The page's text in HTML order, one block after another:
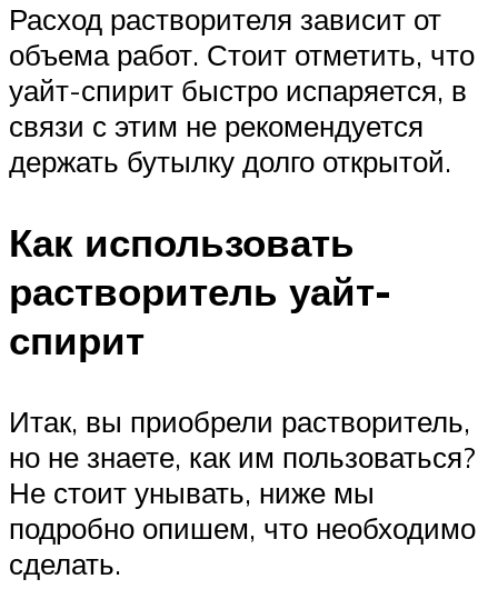
Расход растворителя зависит от
объема работ. Стоит отметить, что
уайт-спирит быстро испаряется, в
связи с этим не рекомендуется
держать бутылку долго открытой.
Как использовать
растворитель уайт-
спирит
Итак, вы приобрели растворитель,
но не знаете, как им пользоваться?
Не стоит унывать, ниже мы
подробно опишем, что необходимо
сделать.